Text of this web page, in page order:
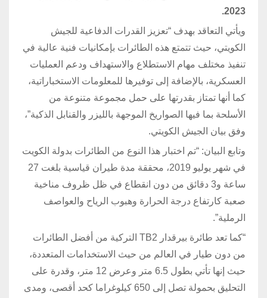
2023.
ويأتي التعاقد بهدف “تعزيز القدرات الدفاعية للجيش
الكويتي، حيث تتمتع هذه الطائرات بإمكانيات فنية عالية في
تنفيذ مختلف مهام الاستطلاع والاستهداف ودعم العمليات
العسكرية، بالإضافة إلى توفيرها للمعلومات الاستخباراتية،
كما أنها تمتاز بقدرتها على حمل مجموعة متنوعة من
الأسلحة بما فيها الصواريخ الموجهة بالليزر والقنابل الذكية”،
وفق بيان الجيش الكويتي.
وتابع البيان: “تم اختبار هذا النوع من الطائرات بدولة الكويت
في شهر يوليو 2019، محققة مدة طيران قياسية بلغت 27
ساعة و3 دقائق من دون انقطاع في ظل ظروف مناخية
صعبة كارتفاع درجة الحرارة وهبوب الرياح والعواصف
الرملية”.
“كما تعد طائرة بيرقدار TB2 التركية من أفضل الطائرات
من دون طيار في العالم من حيث الاستخدامات المتعددة،
حيث إنها تأتي بطول 6.5 متر وعرض 12 متر، وقدرة على
التحليق بحمولة تصل إلى 650 كيلوغراما كحد أقصى، ومدى